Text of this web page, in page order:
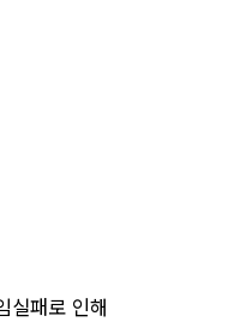
실패로 인해